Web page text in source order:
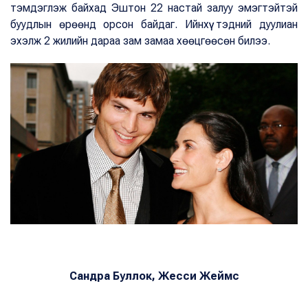
тэмдэглэж байхад Эштон 22 настай залуу эмэгтэйтэй
буудлын өрөөнд орсон байдаг. Ийнхүү тэдний дуулиан
эхэлж 2 жилийн дараа зам замаа хөөцгөөсөн билээ.
Сандра Буллок, Жесси Жеймс